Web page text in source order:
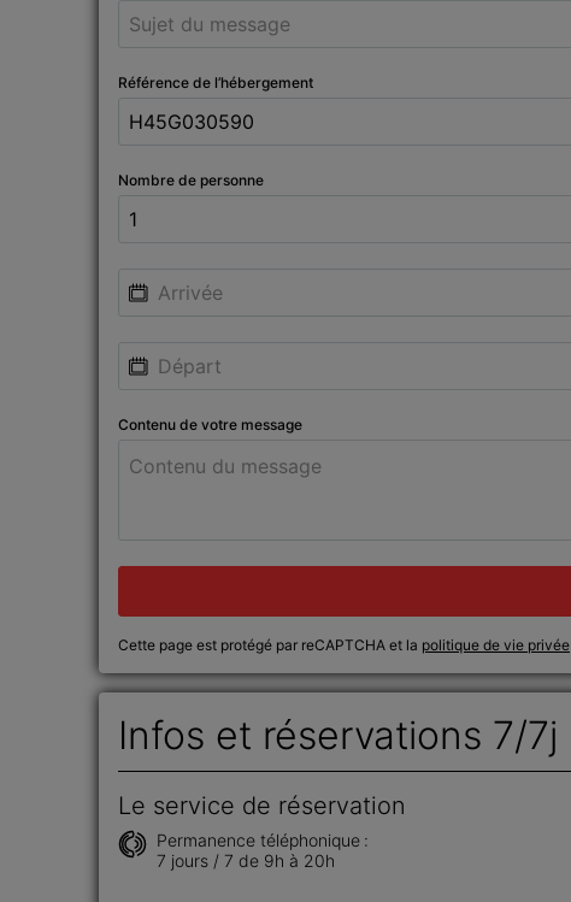
Référence de l’hébergement
Nombre de personne
Contenu de votre message
Cette page est protégé par reCAPTCHA et la politique de vie privée
Infos et réservations 7/7j
Le service de réservation
Permanence téléphonique :
7 jours / 7 de 9h à 20h